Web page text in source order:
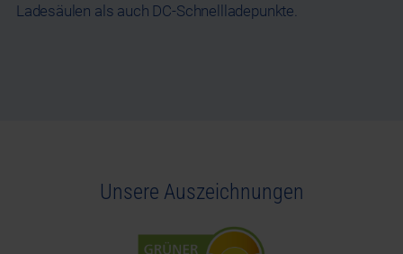
Ladesäulen als auch DC-Schnellladepunkte.
Unsere Auszeichnungen